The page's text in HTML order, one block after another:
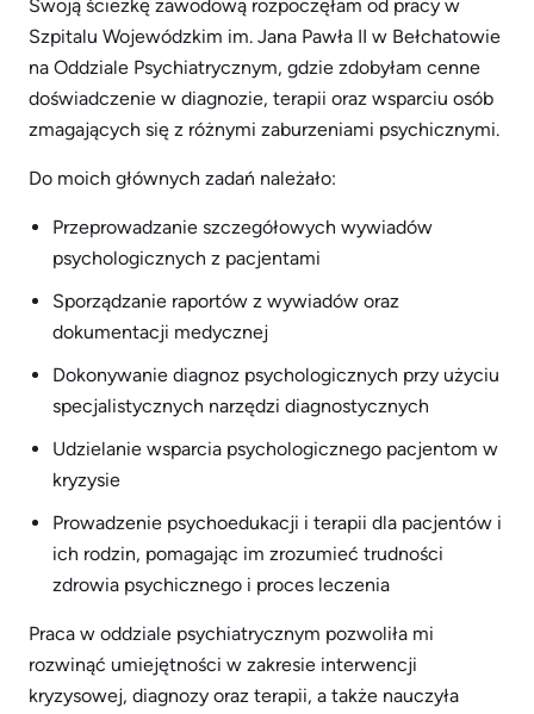
Swoją ścieżkę zawodową rozpoczęłam od pracy w
Szpitalu Wojewódzkim im. Jana Pawła II w Bełchatowie
na Oddziale Psychiatrycznym, gdzie zdobyłam cenne
doświadczenie w diagnozie, terapii oraz wsparciu osób
zmagających się z różnymi zaburzeniami psychicznymi.
Do moich głównych zadań należało:
Przeprowadzanie szczegółowych wywiadów
psychologicznych z pacjentami
Sporządzanie raportów z wywiadów oraz
dokumentacji medycznej
Dokonywanie diagnoz psychologicznych przy użyciu
specjalistycznych narzędzi diagnostycznych
Udzielanie wsparcia psychologicznego pacjentom w
kryzysie
Prowadzenie psychoedukacji i terapii dla pacjentów i
ich rodzin, pomagając im zrozumieć trudności
zdrowia psychicznego i proces leczenia
Praca w oddziale psychiatrycznym pozwoliła mi
rozwinąć umiejętności w zakresie interwencji
kryzysowej, diagnozy oraz terapii, a także nauczyła